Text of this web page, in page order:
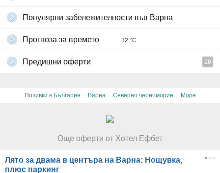
Популярни забележителности във Варна
Прогноза за времето 32 °C
Предишни оферти 10
Почивки в България · Варна · Северно черноморие · Море
Още оферти от Хотел Ефбет
Лято за двама в центъра на Варна: Нощувка,
плюс паркинг